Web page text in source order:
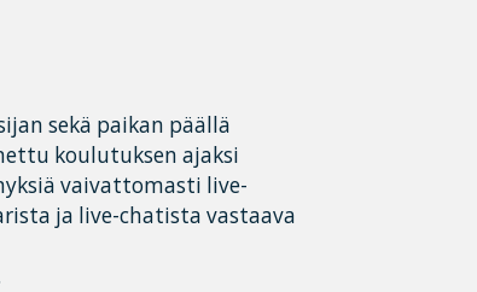
sekä paikan päällä
koulutuksen ajaksi
vaivattomasti live-
ja live-chatista vastaava